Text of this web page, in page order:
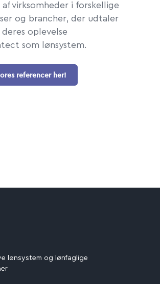
af virksomheder i forskellige
og brancher, der udtaler
oplevelse
som lønsystem.
referencer her!
lønsystem og lønfaglige